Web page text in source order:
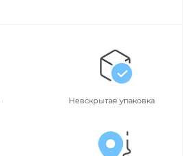
Невскрытая упаковка